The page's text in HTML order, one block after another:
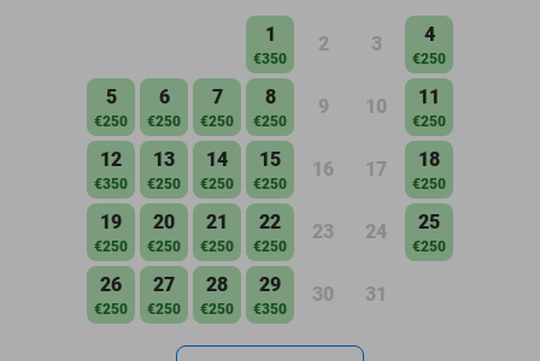
1
€350
2 3 4
€250
5
€250
6
€250
7
€250
8
€250
9 10 11
€250
12
€350
13
€250
14
€250
15
€250
16 17 18
€250
19
€250
20
€250
21
€250
22
€250
23 24 25
€250
26
€250
27
€250
28
€250
29
€350
30 31